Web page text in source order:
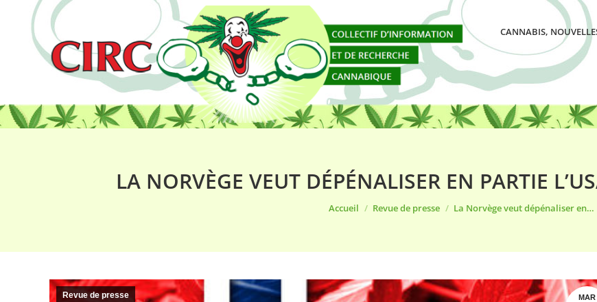
CANNABIS,
LA NORVÈGE VEUT DÉPÉNALISER EN PARTIE
Accueil Revue de presse La Norvège veut dépénaliser en…
MAR
Revue de presse